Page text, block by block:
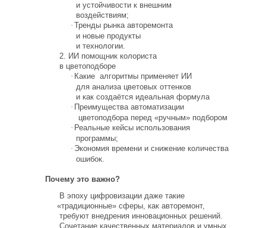
и устойчивости к внешним
воздействиям;
· Тренды рынка авторемонта
и новые продукты
и технологии.
2. ИИ помощник колориста
в цветоподборе
· Какие алгоритмы применяет ИИ
для анализа цветовых оттенков
и как создаётся идеальная формула
· Преимущества автоматизации
цветоподбора перед «ручным» подбором
· Реальные кейсы использования
программы;
· Экономия времени и снижение количества
ошибок.
Почему это важно?
В эпоху цифровизации даже такие
«традиционные» сферы, как авторемонт,
требуют внедрения инновационных решений.
Сочетание качественных материалов и умных